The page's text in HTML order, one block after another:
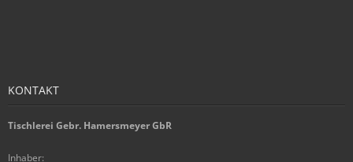
KONTAKT
Tischlerei Gebr. Hamersmeyer GbR
Inhaber: